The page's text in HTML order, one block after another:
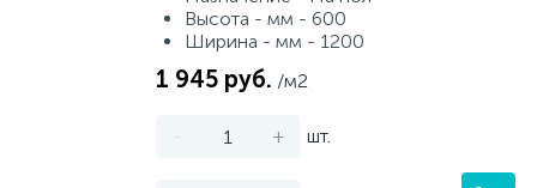
Высота - мм - 600
Ширина - мм - 1200
1 945 руб. /м2
- + шт.